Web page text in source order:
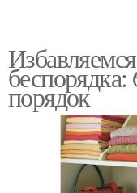
беспорядка:
порядок